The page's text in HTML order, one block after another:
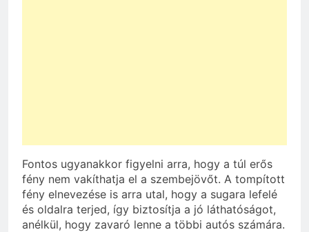
Fontos ugyanakkor figyelni arra, hogy a túl erős
fény nem vakíthatja el a szembejövőt. A tompított
fény elnevezése is arra utal, hogy a sugara lefelé
és oldalra terjed, így biztosítja a jó láthatóságot,
anélkül, hogy zavaró lenne a többi autós számára.